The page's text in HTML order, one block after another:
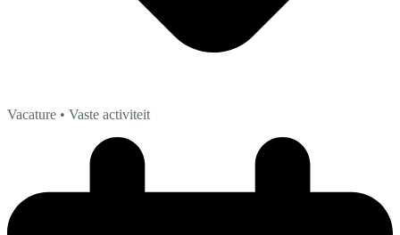
Vacature • Vaste activiteit